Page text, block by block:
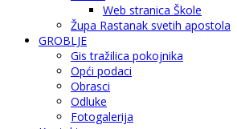
Web stranica Škole
Župa Rastanak svetih apostola
GROBLJE
Gis tražilica pokojnika
Opći podaci
Obrasci
Odluke
Fotogalerija